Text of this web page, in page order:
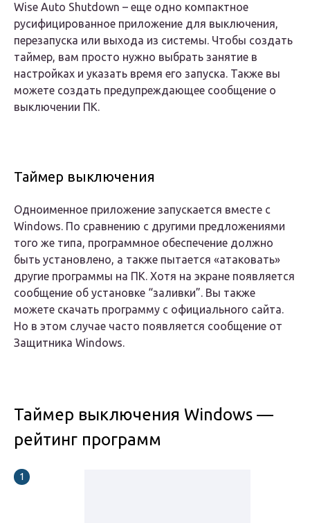
Wise Auto Shutdown – еще одно компактное
русифицированное приложение для выключения,
перезапуска или выхода из системы. Чтобы создать
таймер, вам просто нужно выбрать занятие в
настройках и указать время его запуска. Также вы
можете создать предупреждающее сообщение о
выключении ПК.
Таймер выключения
Одноименное приложение запускается вместе с
Windows. По сравнению с другими предложениями
того же типа, программное обеспечение должно
быть установлено, а также пытается «атаковать»
другие программы на ПК. Хотя на экране появляется
сообщение об установке “заливки”. Вы также
можете скачать программу с официального сайта.
Но в этом случае часто появляется сообщение от
Защитника Windows.
Таймер выключения Windows —
рейтинг программ